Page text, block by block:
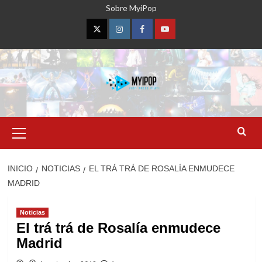
Sobre MyiPop
TwitterInstagramFacebookYouTube
primario
INICIO NOTICIAS
EL TRÁ TRÁ DE ROSALÍA ENMUDECE
MADRID
Noticias
El trá trá de Rosalía enmudece
Madrid